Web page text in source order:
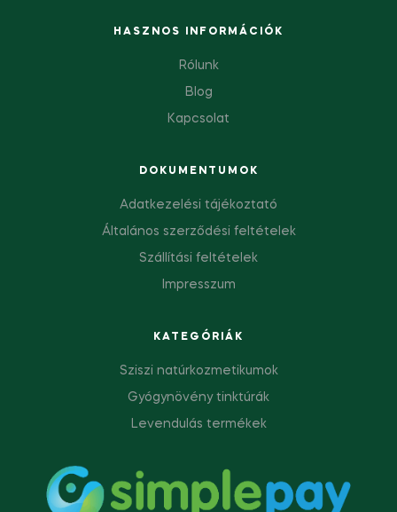
HASZNOS INFORMÁCIÓK
Rólunk
Blog
Kapcsolat
DOKUMENTUMOK
Adatkezelési tájékoztató
Általános szerződési feltételek
Szállítási feltételek
Impresszum
KATEGÓRIÁK
Sziszi natúrkozmetikumok
Gyógynövény tinktúrák
Levendulás termékek